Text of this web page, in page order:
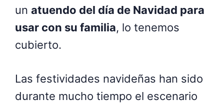
un atuendo del día de Navidad para
usar con su familia, lo tenemos
cubierto.
Las festividades navideñas han sido
durante mucho tiempo el escenario